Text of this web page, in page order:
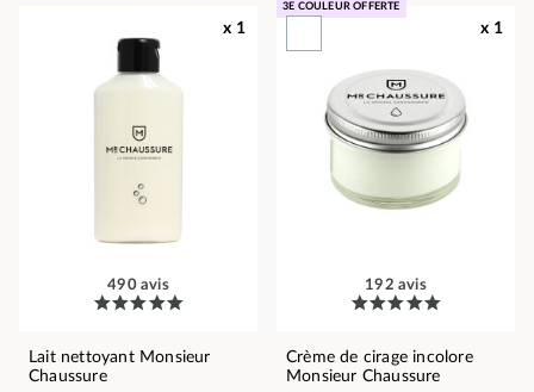
x 1
490 avis
Lait nettoyant Monsieur
Chaussure
3E COULEUR OFFERTE
x 1
192 avis
Crème de cirage incolore
Monsieur Chaussure